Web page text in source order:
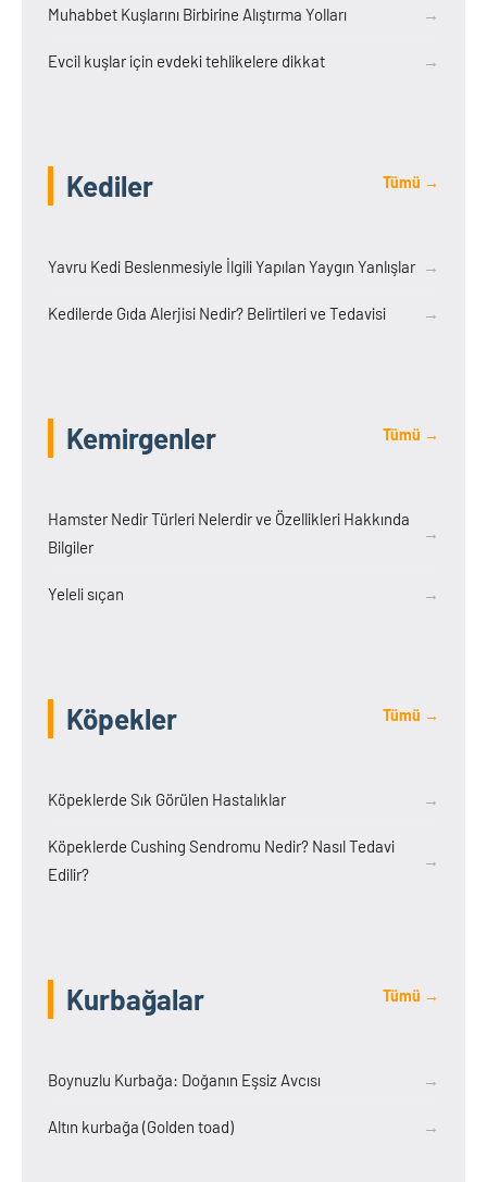
Muhabbet Kuşlarını Birbirine Alıştırma Yolları →
Evcil kuşlar için evdeki tehlikelere dikkat →
Kediler Tümü →
Yavru Kedi Beslenmesiyle İlgili Yapılan Yaygın Yanlışlar →
Kedilerde Gıda Alerjisi Nedir? Belirtileri ve Tedavisi →
Kemirgenler Tümü →
Hamster Nedir Türleri Nelerdir ve Özellikleri Hakkında
Bilgiler
→
Yeleli sıçan →
Köpekler Tümü →
Köpeklerde Sık Görülen Hastalıklar →
Köpeklerde Cushing Sendromu Nedir? Nasıl Tedavi
Edilir?
→
Kurbağalar Tümü →
Boynuzlu Kurbağa: Doğanın Eşsiz Avcısı →
Altın kurbağa (Golden toad) →